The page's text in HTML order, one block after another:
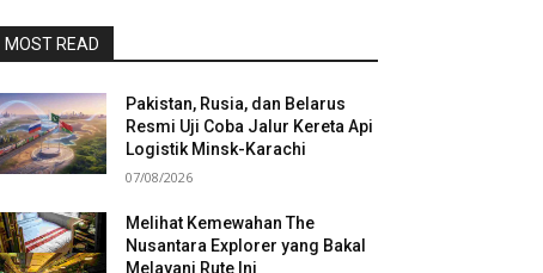
MOST READ
Pakistan, Rusia, dan Belarus
Resmi Uji Coba Jalur Kereta Api
Logistik Minsk-Karachi
07/08/2026
Melihat Kemewahan The
Nusantara Explorer yang Bakal
Melayani Rute Ini